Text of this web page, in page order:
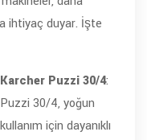
ihtiyaç duyar. İşte
Karcher Puzzi 30/4:
Puzzi 30/4, yoğun
kullanım için dayanıklı